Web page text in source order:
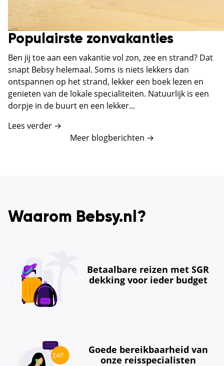
Populairste zonvakanties
Ben jij toe aan een vakantie vol zon, zee en strand? Dat
snapt Bebsy helemaal. Soms is niets lekkers dan
ontspannen op het strand, lekker een boek lezen en
genieten van de lokale specialiteiten. Natuurlijk is een
dorpje in de buurt en een lekker...
Lees verder →
Meer blogberichten →
Waarom Bebsy.nl?
Betaalbare reizen met SGR
dekking voor ieder budget
Goede bereikbaarheid van
onze reisspecialisten